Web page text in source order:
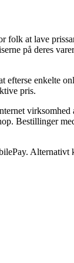
folk at lave
på deres
efterse enkelte
pris.
Bestillinger
Alternativt